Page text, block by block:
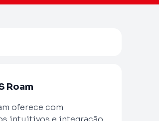
Roam
oferece com